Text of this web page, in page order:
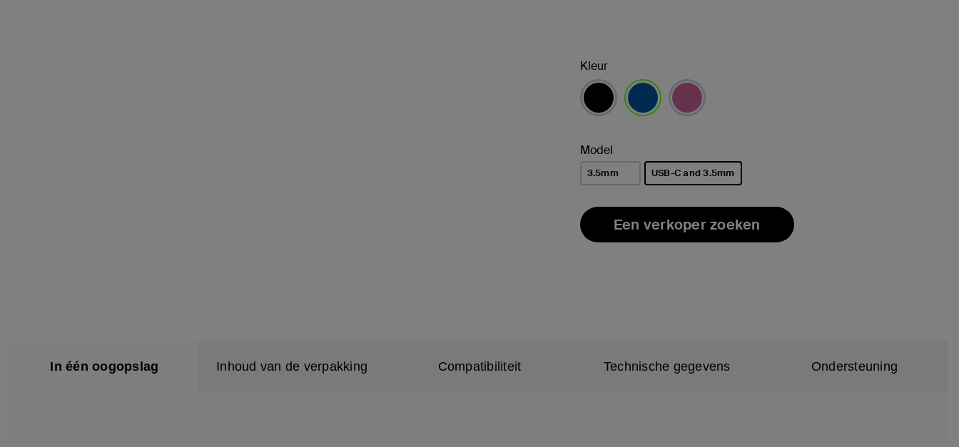
Kleur
Model
3.5mm USB-C and 3.5mm
Een verkoper zoeken
In één oogopslag Inhoud van de verpakking Compatibiliteit Technische gegevens Ondersteuning